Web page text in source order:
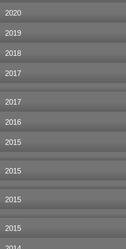
2020
2019
2018
2017
2017
2016
2015
2015
2015
2015